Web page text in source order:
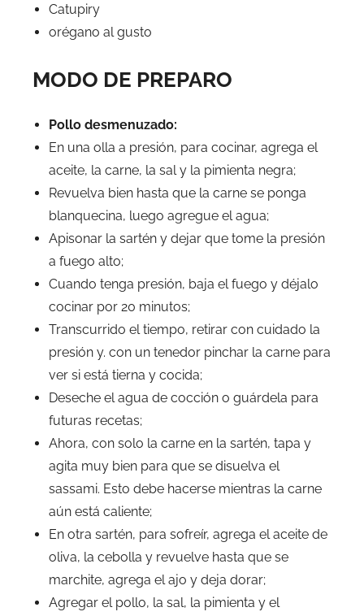
Catupiry
orégano al gusto
MODO DE PREPARO
Pollo desmenuzado:
En una olla a presión, para cocinar, agrega el
aceite, la carne, la sal y la pimienta negra;
Revuelva bien hasta que la carne se ponga
blanquecina, luego agregue el agua;
Apisonar la sartén y dejar que tome la presión
a fuego alto;
Cuando tenga presión, baja el fuego y déjalo
cocinar por 20 minutos;
Transcurrido el tiempo, retirar con cuidado la
presión y. con un tenedor pinchar la carne para
ver si está tierna y cocida;
Deseche el agua de cocción o guárdela para
futuras recetas;
Ahora, con solo la carne en la sartén, tapa y
agita muy bien para que se disuelva el
sassami. Esto debe hacerse mientras la carne
aún está caliente;
En otra sartén, para sofreír, agrega el aceite de
oliva, la cebolla y revuelve hasta que se
marchite, agrega el ajo y deja dorar;
Agregar el pollo, la sal, la pimienta y el